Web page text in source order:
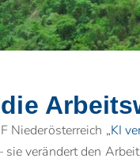
Niederösterreich „KI
verändert den